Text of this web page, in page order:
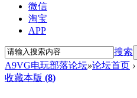
微信
淘宝
APP
搜索
A9VG电玩部落论坛»论坛首页 ›
收藏本版 (8)